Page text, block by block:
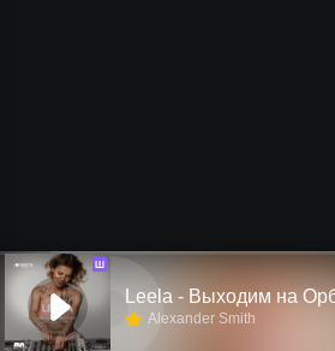
Ш
Leela - Выходим на
Alexander Smith